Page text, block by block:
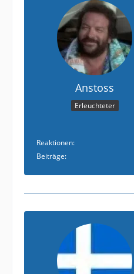
Anstoss
Erleuchteter
Reaktionen
Beiträge